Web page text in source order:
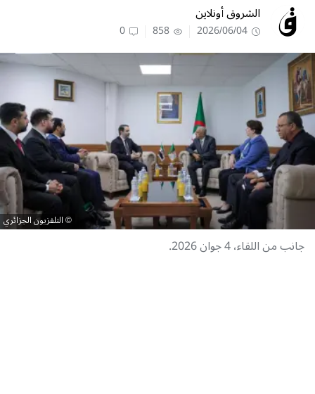
الشروق أونلاين
2026/06/04
858
0
التلفزيون الجزائري
جانب من اللقاء، 4 جوان 2026.